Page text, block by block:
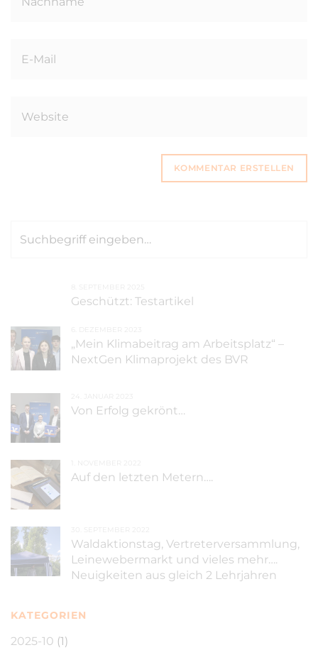
Geschützt: Testartikel
„Mein Klimabeitrag am Arbeitsplatz“ –
NextGen Klimaprojekt des BVR
Von Erfolg gekrönt…
Auf den letzten Metern….
Waldaktionstag, Vertreterversammlung,
Leinewebermarkt und vieles mehr….
Neuigkeiten aus gleich 2 Lehrjahren
KATEGORIEN
2025-10 (1)